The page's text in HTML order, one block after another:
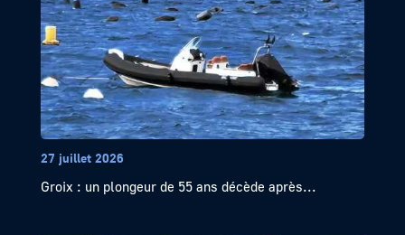
27 juillet 2026
Groix : un plongeur de 55 ans décède après...